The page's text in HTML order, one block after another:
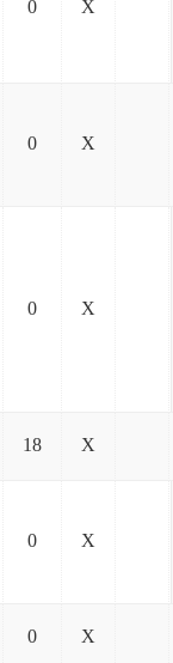
0 X
0 X
0 X
18 X
0 X
0 X